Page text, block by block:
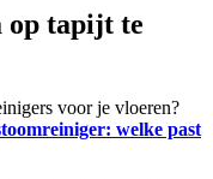
op tapijt te
voor je vloeren?
welke past